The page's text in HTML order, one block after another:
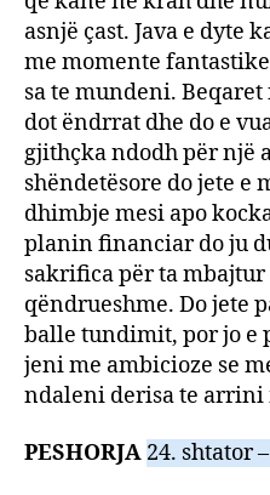
asnjë çast. Java e dyte
me momente
sa te mundeni.
dot ëndrrat dhe do e
gjithçka ndodh për një
shëndetësore do jete e
dhimbje mesi apo
planin financiar do ju
sakrifica për ta mbajtur
qëndrueshme. Do jete
balle tundimit, por jo e
jeni me ambicioze se
ndaleni derisa te arrini
PESHORJA 24. shtator